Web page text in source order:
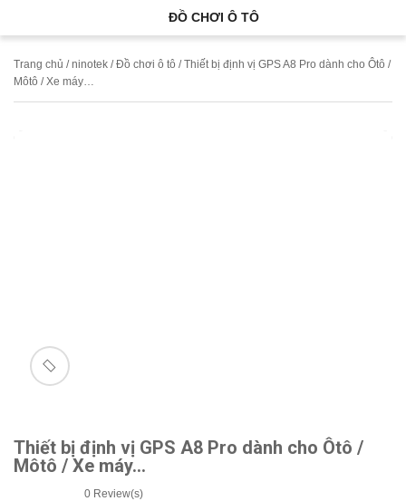
ĐỒ CHƠI Ô TÔ
Trang chủ /ninotek /Đồ chơi ô tô / Thiết bị định vị GPS A8 Pro dành cho Ôtô /
Môtô / Xe máy…
🔍
Thiết bị định vị GPS A8 Pro dành cho Ôtô /
Môtô / Xe máy…
0 Review(s)